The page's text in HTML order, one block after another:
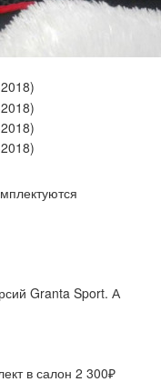
Granta Sport. А
в салон 2 300₽